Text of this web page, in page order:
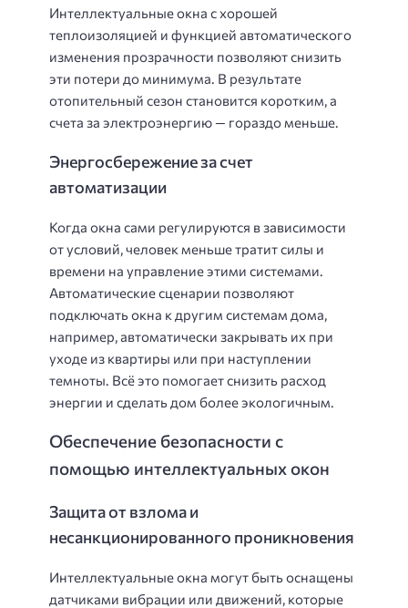
Интеллектуальные окна с хорошей
теплоизоляцией и функцией автоматического
изменения прозрачности позволяют снизить
эти потери до минимума. В результате
отопительный сезон становится коротким, а
счета за электроэнергию — гораздо меньше.
Энергосбережение за счет
автоматизации
Когда окна сами регулируются в зависимости
от условий, человек меньше тратит силы и
времени на управление этими системами.
Автоматические сценарии позволяют
подключать окна к другим системам дома,
например, автоматически закрывать их при
уходе из квартиры или при наступлении
темноты. Всё это помогает снизить расход
энергии и сделать дом более экологичным.
Обеспечение безопасности с
помощью интеллектуальных окон
Защита от взлома и
несанкционированного проникновения
Интеллектуальные окна могут быть оснащены
датчиками вибрации или движений, которые